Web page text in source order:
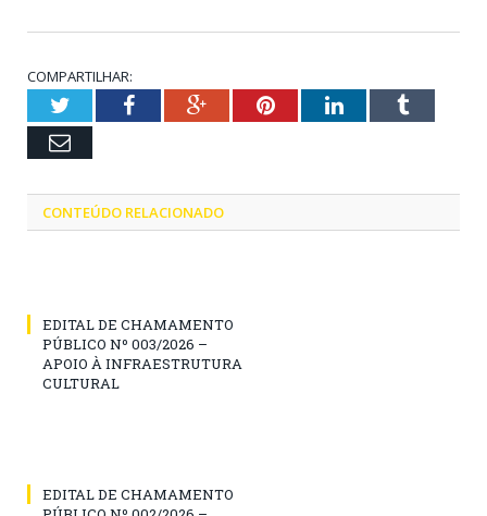
COMPARTILHAR:
TwitterFacebookGoogle+PinterestLinkedInTumblr
Email
CONTEÚDO RELACIONADO
EDITAL DE CHAMAMENTO
PÚBLICO Nº 003/2026 –
APOIO À INFRAESTRUTURA
CULTURAL
EDITAL DE CHAMAMENTO